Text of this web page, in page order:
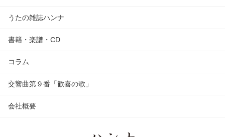
うたの雑誌ハンナ
書籍・楽譜・CD
コラム
交響曲第９番「歓喜の歌」
会社概要